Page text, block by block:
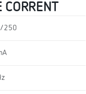
CORRENT
250